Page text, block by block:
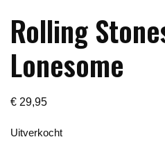
Rolling
Lonesome
€ 29,95
Uitverkocht